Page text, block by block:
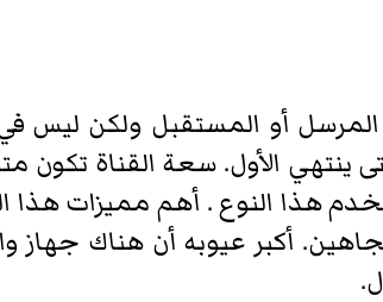
أو المستقبل ولكن ليس
ينتهي الأول. سعة القناة تكون
هذا النوع . أهم مميزات هذا
أكبر عيوبه أن هناك